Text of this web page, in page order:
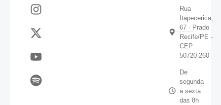
Rua
Itapecerica,
67 - Prado
Recife/PE -
CEP
50720-260
De
segunda
a sexta
das 8h